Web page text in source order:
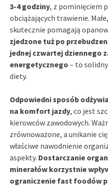
3-4 godziny, z pominięciem
obciążających trawienie.
skutecznie pomagają
zjedzone tuż po
jednej czwartej dziennego
energetycznego – to
diety.
Odpowiedni sposób
na komfort jazdy, co jest
kierowców zawodowych.
zrównoważone, a unikanie
właściwe nawodnienie
aspekty. Dostarczanie
minerałów korzystnie
ograniczenie fast foodów